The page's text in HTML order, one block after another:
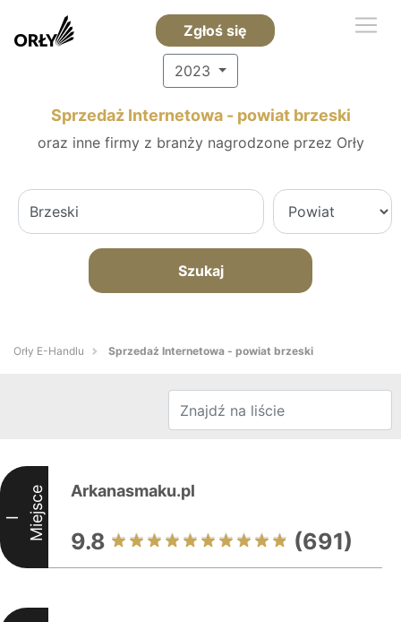
Zgłoś się
2023
Sprzedaż Internetowa - powiat brzeski
oraz inne firmy z branży nagrodzone przez Orły
Szukaj
Orły E-Handlu Sprzedaż Internetowa - powiat brzeski
I Miejsce Arkanasmaku.pl
9.8 (691)